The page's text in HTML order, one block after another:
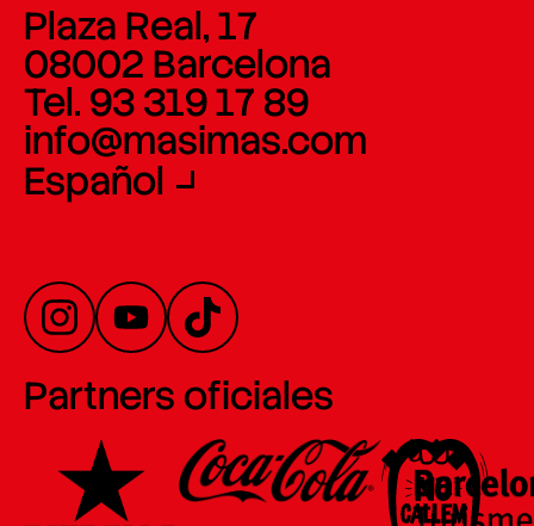
Plaza Real, 17
08002 Barcelona
Tel. 93 319 17 89
info@masimas.com
Español
Partners oficiales